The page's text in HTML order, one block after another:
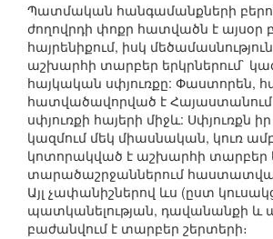
Պատմական հանգամանքների
ժողովրդի փոքր հատվածն է այսօր
հայրենիքում, իսկ
աշխարհի տարբեր երկրներում`
հայկական սփյուռքը: Փաստորեն,
հատվածավորված է Հայաստանում
սփյուռքի հայերի միջև: Սփյուռքն
կազմում մեկ միասնական, կուռ
կոտորակված է աշխարհի տարբեր
տարածաշրջաններում
Այլ չափանիշներով ևս (ըստ
պատկանելության, դավանանքի և
բաժանվում է տարբեր շերտերի։